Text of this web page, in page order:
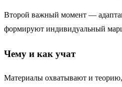
Второй важный момент —
формируют индивидуальный
Чему и как учат
Материалы охватывают и